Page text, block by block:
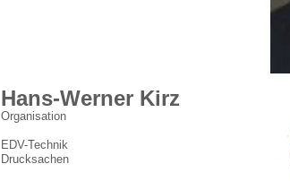
Hans-Werner Kirz
Organisation
EDV-Technik
Drucksachen